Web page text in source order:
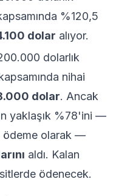
%120,5
dolar alıyor.
dolarlık
nihai
dolar. Ancak
yaklaşık %78'ini —
ödeme olarak —
aldı. Kalan
ödenecek.